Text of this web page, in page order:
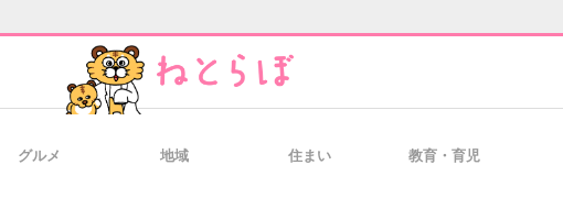
グルメ 地域 住まい 教育・育児